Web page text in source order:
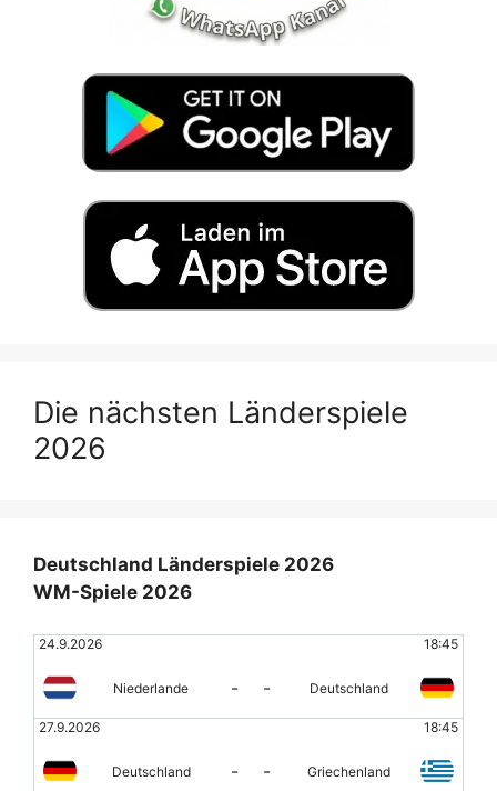
Die nächsten Länderspiele
2026
Deutschland Länderspiele 2026
WM-Spiele 2026
24.9.2026 18:45
Niederlande - - Deutschland
27.9.2026 18:45
Deutschland - - Griechenland